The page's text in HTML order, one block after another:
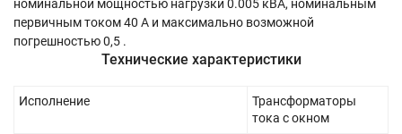
номинальной мощностью нагрузки 0.005 кВА, номинальным
первичным током 40 А и максимально возможной
погрешностью 0,5 .
Технические характеристики
Исполнение
Трансформаторы
тока с окном